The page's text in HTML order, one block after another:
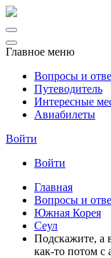
Главное меню
Вопросы и
Путеводитель
Интересные
Авиабилеты
Войти
Войти
Главная
Вопросы и
Южная Корея
Сеул
Подскажите, а
как-то потом с